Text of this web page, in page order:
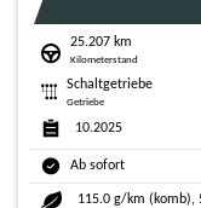
25.207 km
Kilometerstand
Schaltgetriebe
Getriebe
10.2025
Ab sofort
115.0 g/km (komb),